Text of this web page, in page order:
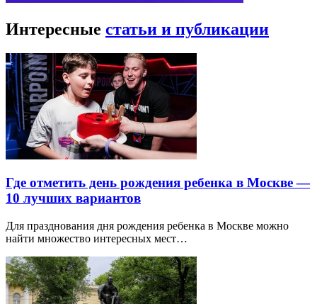
Интересные статьи и публикации
Где отметить день рождения ребенка в Москве —
10 лучших вариантов
Для празднования дня рождения ребенка в Москве можно
найти множество интересных мест…